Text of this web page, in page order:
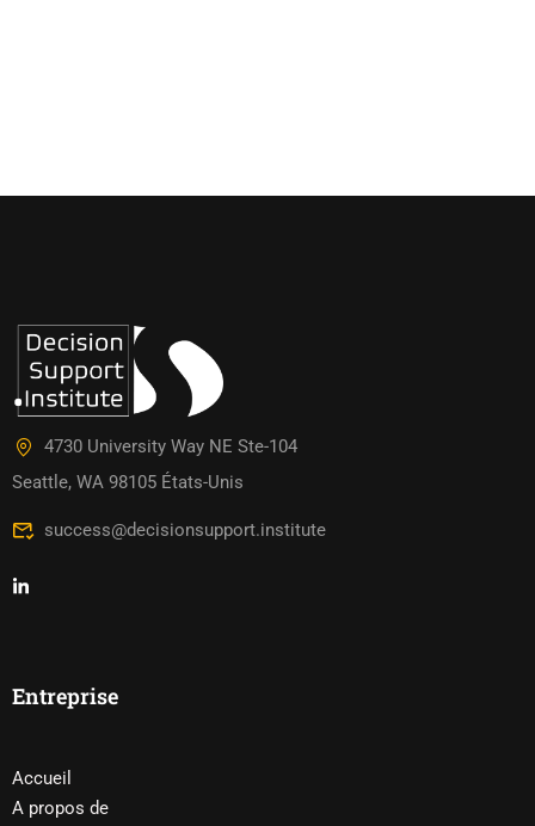
4730 University Way NE Ste-104
Seattle, WA 98105 États-Unis
success@decisionsupport.institute
Entreprise
Accueil
A propos de